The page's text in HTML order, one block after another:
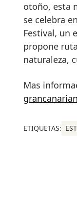
otoño, esta
se celebra
Festival, un
propone
naturaleza,
Mas
ETIQUETAS: